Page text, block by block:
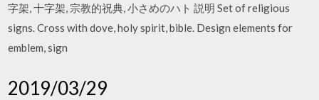
字架, 十字架, 宗教的祝典, 小さめのハト 説明 Set of religious
signs. Cross with dove, holy spirit, bible. Design elements for
emblem, sign
2019/03/29